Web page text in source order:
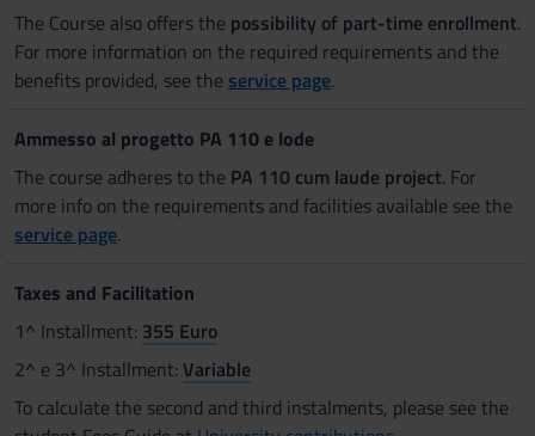
The Course also offers the possibility of part-time enrollment.
For more information on the required requirements and the
benefits provided, see the service page.
Ammesso al progetto PA 110 e lode
The course adheres to the PA 110 cum laude project. For
more info on the requirements and facilities available see the
service page.
Taxes and Facilitation
1^ Installment: 355 Euro
2^ e 3^ Installment: Variable
To calculate the second and third instalments, please see the